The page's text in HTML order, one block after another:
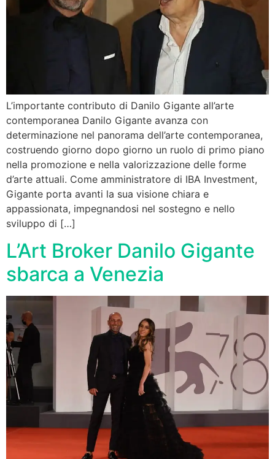
L’importante contributo di Danilo Gigante all’arte
contemporanea Danilo Gigante avanza con
determinazione nel panorama dell’arte contemporanea,
costruendo giorno dopo giorno un ruolo di primo piano
nella promozione e nella valorizzazione delle forme
d’arte attuali. Come amministratore di IBA Investment,
Gigante porta avanti la sua visione chiara e
appassionata, impegnandosi nel sostegno e nello
sviluppo di […]
L’Art Broker Danilo Gigante
sbarca a Venezia